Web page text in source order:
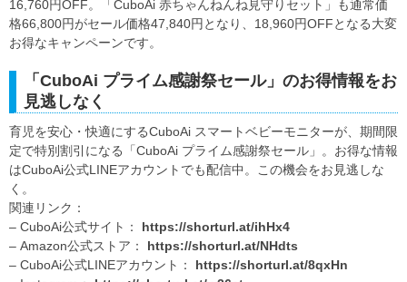
16,760円OFF。「CuboAi 赤ちゃんねんね見守りセット」も通常価
格66,800円がセール価格47,840円となり、18,960円OFFとなる大変
お得なキャンペーンです。
「CuboAi プライム感謝祭セール」のお得情報をお
見逃しなく
育児を安心・快適にするCuboAi スマートベビーモニターが、期間限
定で特別割引になる「CuboAi プライム感謝祭セール」。お得な情報
はCuboAi公式LINEアカウントでも配信中。この機会をお見逃しな
く。
関連リンク：
– CuboAi公式サイト： https://shorturl.at/ihHx4
– Amazon公式ストア： https://shorturl.at/NHdts
– CuboAi公式LINEアカウント： https://shorturl.at/8qxHn